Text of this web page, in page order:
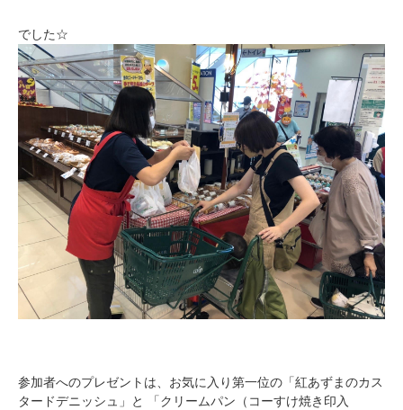
でした☆
参加者へのプレゼントは、お気に入り第一位の「紅あずまのカス
タードデニッシュ」と 「クリームパン（コーすけ焼き印入